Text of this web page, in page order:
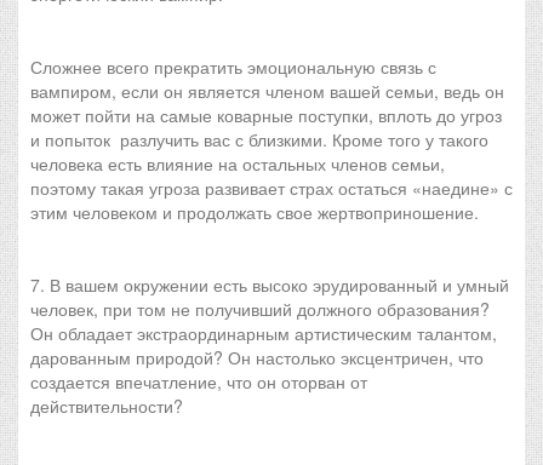
Сложнее всего прекратить эмоциональную связь с
вампиром, если он является членом вашей семьи, ведь он
может пойти на самые коварные поступки, вплоть до угроз
и попыток разлучить вас с близкими. Кроме того у такого
человека есть влияние на остальных членов семьи,
поэтому такая угроза развивает страх остаться «наедине» с
этим человеком и продолжать свое жертвоприношение.
7. В вашем окружении есть высоко эрудированный и умный
человек, при том не получивший должного образования?
Он обладает экстраординарным артистическим талантом,
дарованным природой? Он настолько эксцентричен, что
создается впечатление, что он оторван от
действительности?